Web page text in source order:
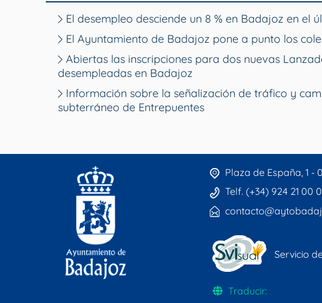
El desempleo desciende un 8 % en Badajoz en el
El Ayuntamiento de Badajoz pone a punto los
Abiertas las inscripciones para dos nuevas
desempleadas en Badajoz
Información sobre la señalización de tráfico y
subterráneo de Entrepuentes
Plaza de España, 1
Telf. (+34) 924 21 00
Servicio
Traducir: